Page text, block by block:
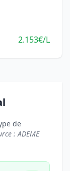
2.153€/L
de
: ADEME